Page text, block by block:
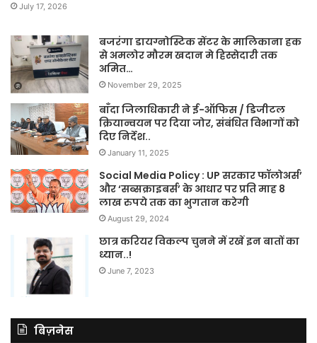
July 17, 2026
बजरंगा डायग्नोस्टिक सेंटर के मालिकाना हक
से अमलोर मौरम खदान मे हिस्सेदारी तक
अमित…
November 29, 2025
बाँदा जिलाधिकारी ने ई-ऑफिस / डिजीटल
क्रियान्वयन पर दिया जोर, संबंधित विभागों को
दिए निर्देश..
January 11, 2025
Social Media Policy : UP सरकार फॉलोअर्स’
और ‘सब्सक्राइबर्स’ के आधार पर प्रति माह 8
लाख रुपये तक का भुगतान करेगी
August 29, 2024
छात्र करियर विकल्प चुनने में रखें इन बातों का
ध्यान..!
June 7, 2023
बिज़नेस